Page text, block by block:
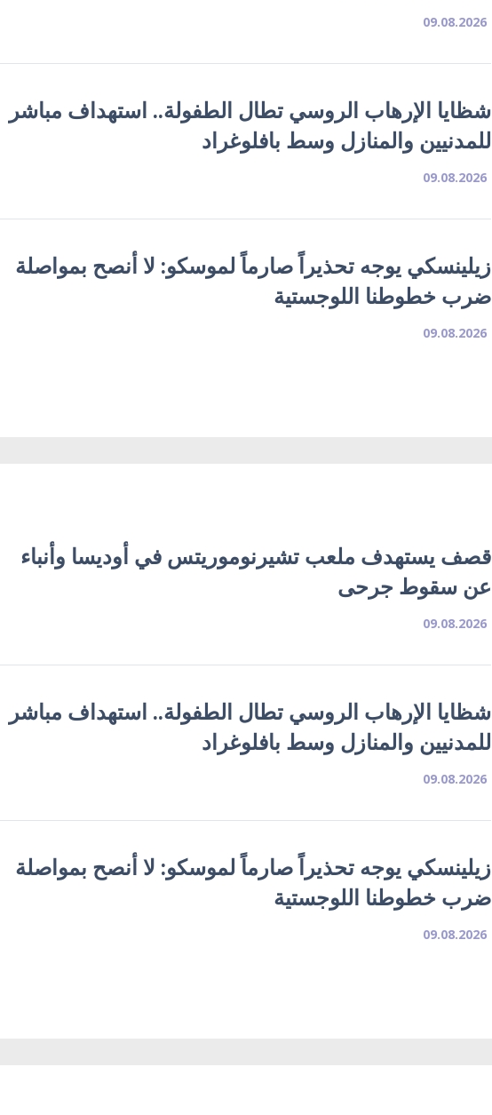
09.08.2026
شظايا الإرهاب الروسي تطال الطفولة.. استهداف مباشر
للمدنيين والمنازل وسط بافلوغراد
09.08.2026
زيلينسكي يوجه تحذيراً صارماً لموسكو: لا أنصح بمواصلة
ضرب خطوطنا اللوجستية
09.08.2026
قصف يستهدف ملعب تشيرنوموريتس في أوديسا وأنباء
عن سقوط جرحى
09.08.2026
شظايا الإرهاب الروسي تطال الطفولة.. استهداف مباشر
للمدنيين والمنازل وسط بافلوغراد
09.08.2026
زيلينسكي يوجه تحذيراً صارماً لموسكو: لا أنصح بمواصلة
ضرب خطوطنا اللوجستية
09.08.2026